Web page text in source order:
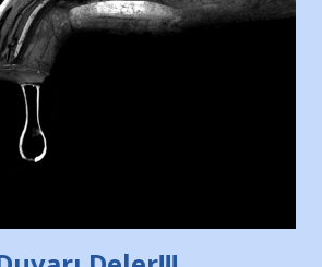
Adana Demirspor Kulübü
Küçük kız etrafına bakıyor.
var. Nesrin, Adana Demirspor’un 4
o gün…Giriyor havuza. 1973 – 1975
Yüzüyor. 7 yaşında girdiği
yaşında mar...